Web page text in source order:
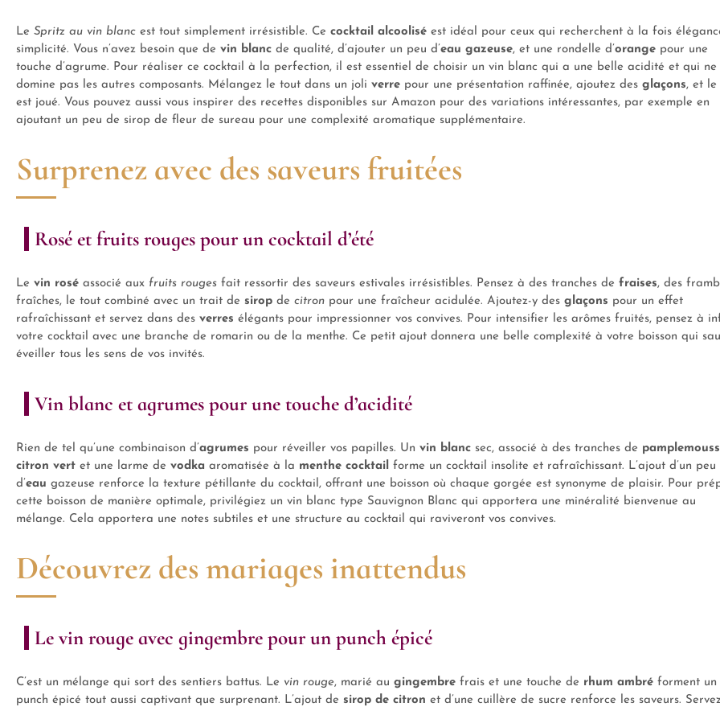
Le Spritz au vin blanc est tout simplement irrésistible. Ce cocktail alcoolisé est idéal pour ceux qui recherchent à la fois
simplicité. Vous n’avez besoin que de vin blanc de qualité, d’ajouter un peu d’eau gazeuse, et une rondelle d’orange pour une
touche d’agrume. Pour réaliser ce cocktail à la perfection, il est essentiel de choisir un vin blanc qui a une belle acidité et qui ne
domine pas les autres composants. Mélangez le tout dans un joli verre pour une présentation raffinée, ajoutez des glaçons, et le
est joué. Vous pouvez aussi vous inspirer des recettes disponibles sur Amazon pour des variations intéressantes, par exemple en
ajoutant un peu de sirop de fleur de sureau pour une complexité aromatique supplémentaire.
Surprenez avec des saveurs fruitées
Rosé et fruits rouges pour un cocktail d’été
Le vin rosé associé aux fruits rouges fait ressortir des saveurs estivales irrésistibles. Pensez à des tranches de fraises, des
fraîches, le tout combiné avec un trait de sirop de citron pour une fraîcheur acidulée. Ajoutez-y des glaçons pour un effet
rafraîchissant et servez dans des verres élégants pour impressionner vos convives. Pour intensifier les arômes fruités, pensez à
votre cocktail avec une branche de romarin ou de la menthe. Ce petit ajout donnera une belle complexité à votre boisson qui
éveiller tous les sens de vos invités.
Vin blanc et agrumes pour une touche d’acidité
Rien de tel qu’une combinaison d’agrumes pour réveiller vos papilles. Un vin blanc sec, associé à des tranches de
citron vert et une larme de vodka aromatisée à la menthe cocktail forme un cocktail insolite et rafraîchissant. L’ajout d’un peu
d’eau gazeuse renforce la texture pétillante du cocktail, offrant une boisson où chaque gorgée est synonyme de plaisir. Pour
cette boisson de manière optimale, privilégiez un vin blanc type Sauvignon Blanc qui apportera une minéralité bienvenue au
mélange. Cela apportera une notes subtiles et une structure au cocktail qui raviveront vos convives.
Découvrez des mariages inattendus
Le vin rouge avec gingembre pour un punch épicé
C’est un mélange qui sort des sentiers battus. Le vin rouge, marié au gingembre frais et une touche de rhum ambré forment un
punch épicé tout aussi captivant que surprenant. L’ajout de sirop de citron et d’une cuillère de sucre renforce les saveurs.